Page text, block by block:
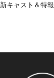
新キャスト＆特